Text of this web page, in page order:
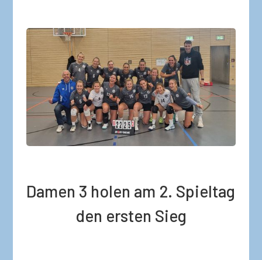
Damen 3 holen am 2. Spieltag
den ersten Sieg